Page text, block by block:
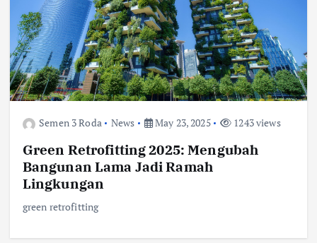
Semen 3 Roda News May 23, 2025 1243 views
Green Retrofitting 2025: Mengubah
Bangunan Lama Jadi Ramah
Lingkungan
green retrofitting